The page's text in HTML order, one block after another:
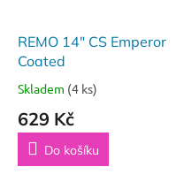
REMO 14" CS Emperor
Coated
Skladem (4 ks)
629 Kč
Do košíku